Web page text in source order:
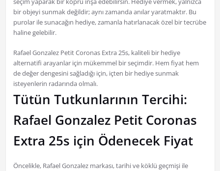
bir objeyi sunmak değildir; aynı zamanda anılar yaratmaktır. Bu
purolar ile sunacağın hediye, zamanla hatırlanacak özel bir tecrübe
haline gelebilir.
Rafael Gonzalez Petit Coronas Extra 25s, kaliteli bir hediye
alternatifi arayanlar için mükemmel bir seçimdir. Hem fiyat hem
de değer dengesini sağladığı için, içten bir hediye sunmak
isteyenlerin radarında olmalı.
Tütün Tutkunlarının Tercihi:
Rafael Gonzalez Petit Coronas
Extra 25s için Ödenecek Fiyat
Öncelikle, Rafael Gonzalez markası, tarihi ve köklü geçmişi ile